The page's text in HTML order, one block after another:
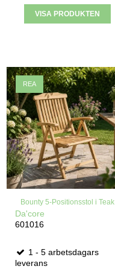
VISA PRODUKTEN
REA
Bounty 5-Positionsstol i Teak
Da'core
601016
1 - 5 arbetsdagars
leverans